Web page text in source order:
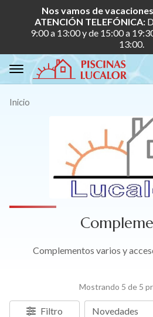
Nos vamos de
ATENCIÓN TELEFÓNICA:
9:00 a 13:00 y de 15:00 a
13:00.
Inicio
Complementos varios y
Mostrando 5 de 5
Filtro